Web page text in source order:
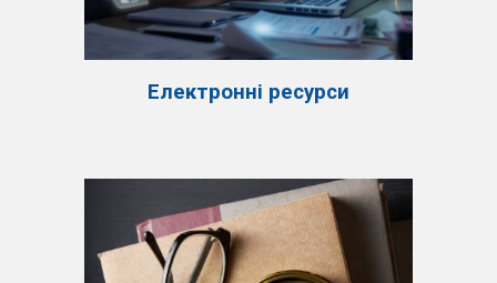
Електронні ресурси